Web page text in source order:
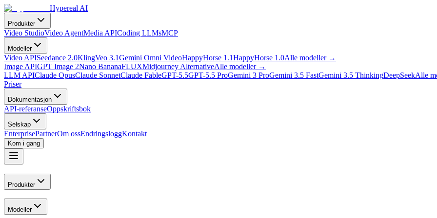
Hypereal AI
Produkter
Video StudioVideo AgentMedia APICoding LLMsMCP
Modeller
Video APISeedance 2.0KlingVeo 3.1Gemini Omni VideoHappyHorse 1.1HappyHorse 1.0Alle modeller→
Image APIGPT Image 2Nano BananaFLUXMidjourney AlternativeAlle modeller→
LLM APIClaude OpusClaude SonnetClaude FableGPT-5.5GPT-5.5 ProGemini 3 ProGemini 3.5 FastGemini 3.5 ThinkingDeepSeekAlle
Priser
Dokumentasjon
API-referanseOppskriftsbok
Selskap
EnterprisePartnerOm ossEndringsloggKontakt
Kom i gang
Produkter
Modeller